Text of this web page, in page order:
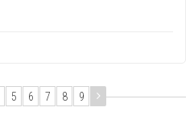
5 6 7 8 9